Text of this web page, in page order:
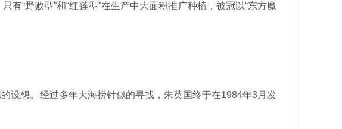
“野败型”和“红莲型”在生产中大面积推广种植，被冠以“东方魔
设想。经过多年大海捞针似的寻找，朱英国终于在1984年3月发